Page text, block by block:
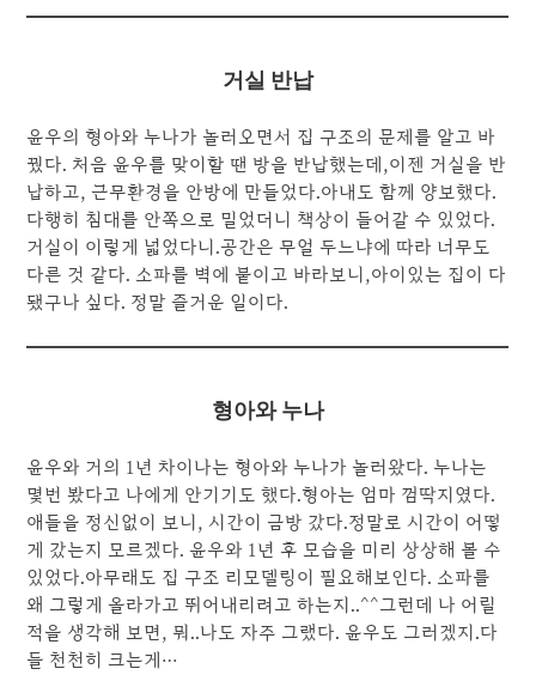
거실 반납
윤우의 형아와 누나가 놀러오면서 집 구조의 문제를 알고 바
꿨다. 처음 윤우를 맞이할 땐 방을 반납했는데,이젠 거실을 반
납하고, 근무환경을 안방에 만들었다.아내도 함께 양보했다.
다행히 침대를 안쪽으로 밀었더니 책상이 들어갈 수 있었다.
거실이 이렇게 넓었다니.공간은 무얼 두느냐에 따라 너무도
다른 것 같다. 소파를 벽에 붙이고 바라보니,아이있는 집이 다
됐구나 싶다. 정말 즐거운 일이다.
형아와 누나
윤우와 거의 1년 차이나는 형아와 누나가 놀러왔다. 누나는
몇번 봤다고 나에게 안기기도 했다.형아는 엄마 껌딱지였다.
애들을 정신없이 보니, 시간이 금방 갔다.정말로 시간이 어떻
게 갔는지 모르겠다. 윤우와 1년 후 모습을 미리 상상해 볼 수
있었다.아무래도 집 구조 리모델링이 필요해보인다. 소파를
왜 그렇게 올라가고 뛰어내리려고 하는지..^^그런데 나 어릴
적을 생각해 보면, 뭐..나도 자주 그랬다. 윤우도 그러겠지.다
들 천천히 크는게…